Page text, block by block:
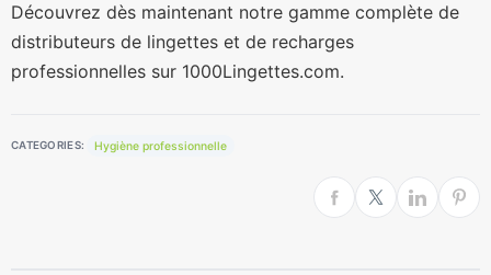
Découvrez dès maintenant notre gamme complète de
distributeurs de lingettes et de recharges
professionnelles sur 1000Lingettes.com.
CATEGORIES: Hygiène professionnelle